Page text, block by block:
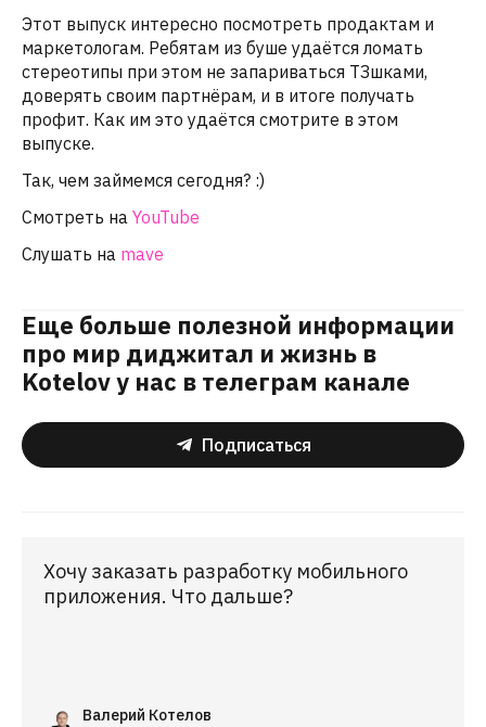
Этот выпуск интересно посмотреть продактам и
маркетологам. Ребятам из буше удаётся ломать
стереотипы при этом не запариваться ТЗшками,
доверять своим партнёрам, и в итоге получать
профит. Как им это удаётся смотрите в этом
выпуске.
Так, чем займемся сегодня? :)
Смотреть на YouTube
Слушать на mave
Еще больше полезной информации
про мир диджитал и жизнь в
Kotelov у нас в телеграм канале
Подписаться
Хочу заказать разработку мобильного
приложения. Что дальше?
Валерий Котелов